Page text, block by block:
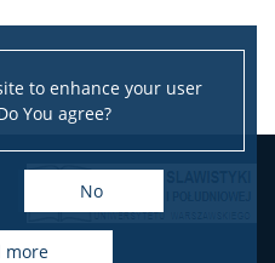
to enhance your user
You agree?
No
more
|©OpenStreetMapcontributors